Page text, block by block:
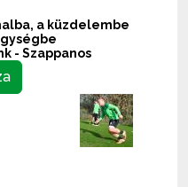
a küzdelembe
- Szappanos